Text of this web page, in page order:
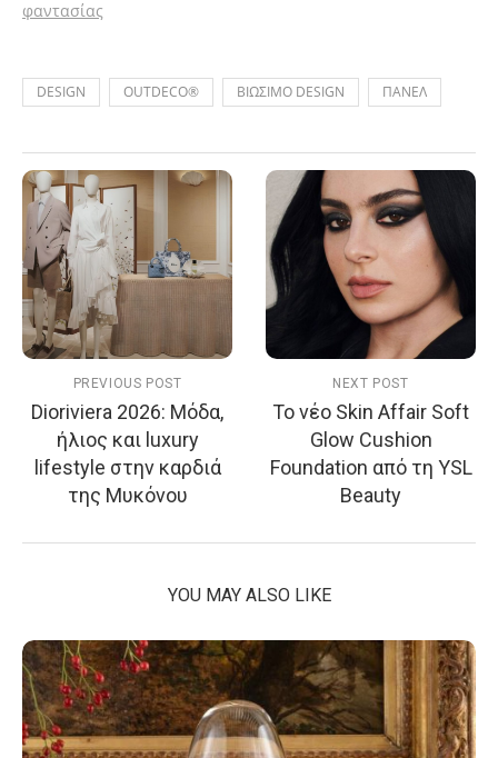
φαντασίας
DESIGN OUTDECO® ΒΙΩΣΙΜΟ DESIGN ΠΑΝΕΛ
PREVIOUS POST
Dioriviera 2026: Μόδα,
ήλιος και luxury
lifestyle στην καρδιά
της Μυκόνου
NEXT POST
Το νέο Skin Affair Soft
Glow Cushion
Foundation από τη YSL
Beauty
YOU MAY ALSO LIKE